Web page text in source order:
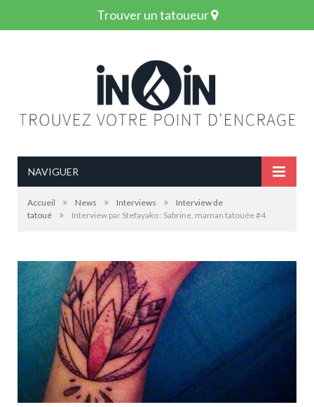
Trouver un tatoueur
NAVIGUER
Accueil » News » Interviews »
Interview de
tatoué
» Interview par Stefayako : Sabrine, maman tatouée #4